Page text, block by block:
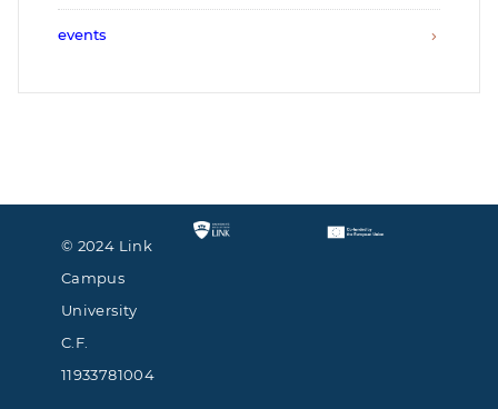
events
© 2024 Link
Campus
University
C.F.
11933781004